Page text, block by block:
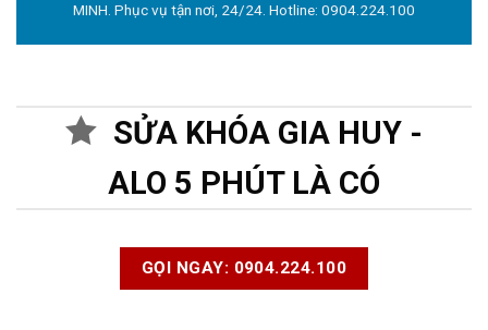
MINH. Phục vụ tận nơi, 24/24. Hotline: 0904.224.100
SỬA KHÓA GIA HUY -
ALO 5 PHÚT LÀ CÓ
GỌI NGAY: 0904.224.100